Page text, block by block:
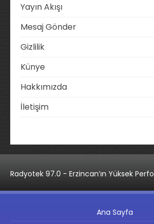
Yayın Akışı
Mesaj Gönder
Gizlilik
Künye
Hakkımızda
İletişim
Radyotek 97.0 - Erzincan’ın Yüksek
Ana Sayfa